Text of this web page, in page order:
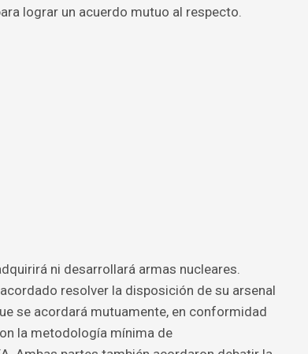
lograr un acuerdo mutuo al respecto.
ni desarrollará armas nucleares.
resolver la disposición de su arsenal
se acordará mutuamente, en conformidad
la metodología mínima de